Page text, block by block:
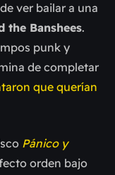
ver bailar a una
the Banshees.
punk y
de completar
que querían
Pánico y
orden bajo